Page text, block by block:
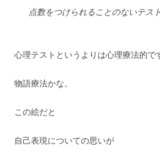
点数をつけられることのないテス
心理テストというよりは心理療法的で
物語療法かな。
この絵だと
自己表現についての思いが